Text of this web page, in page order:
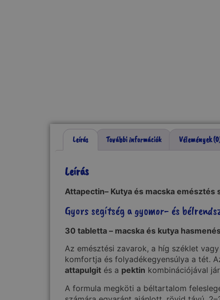
Leírás További információk Vélemények
Leírás
Attapectin– Kutya és macska emésztés
Gyors segítség a gyomor- és
30 tabletta – macska és kutya
Az emésztési zavarok, a híg széklet
komfortja és folyadékegyensúlya a tét.
attapulgit és a pektin kombinációjával
A formula megköti a béltartalom